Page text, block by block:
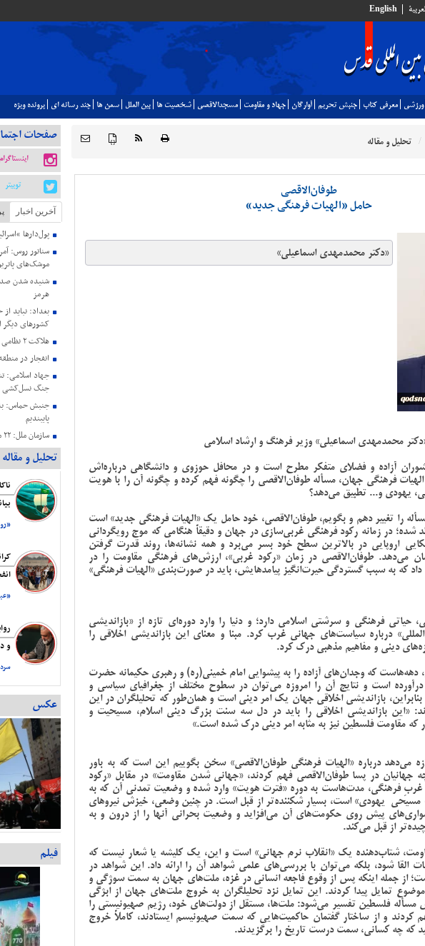
English
ورزشي معرفي كتاب جنبش تحريم آوارگان جهاد و مقاومت مسجدالاقصي شخصيت ها بين الملل سمن ها چند رسانه اي پرونده ويژه
{ } تحلیل و مقاله
طوفان‌الاقصی
حامل «الهیات فرهنگی جدید»
«دکتر محمدمهدی اسماعیلی»
محمدمهدی اسماعیلی» وزیر فرهنگ و ارشاد اسلامی
آزاده و فضلای متفکر مطرح است و در محافل حوزوی و دانشگاهی درباره‌اش
فرهنگی جهان، مسأله طوفان‌الاقصی را چگونه فهم کرده و چگونه آن را با هویت
یهودی و... تطبیق می‌دهد؟
را تغییر دهم و بگویم، طوفان‌الاقصی، خود حامل یک «الهیات فرهنگی جدید» است
شده؛ در زمانه رکود فرهنگی غربی‌سازی در جهان و دقیقاً هنگامی که موج رویگردانی
اروپایی در بالاترین سطح خود بسر می‌برد و همه نشانه‌ها، روند قدرت‌ گرفتن
می‌دهد. طوفان‌الاقصی در زمان «رکود غربی»، ارزش‌های فرهنگی مقاومت را در
داد که به سبب گستردگی حیرت‌انگیز پیامدهایش، باید در صورت‌بندی «الهیات فرهنگی»
حیاتی فرهنگی و سرشتی اسلامی دارد؛ و دنیا را وارد دوره‌ای تازه از «بازاندیشی
درباره سیاست‌های جهانی غرب کرد. مبنا و معنای این بازاندیشی اخلاقی را
دینی و مفاهیم مذهبی درک کرد.
دهه‌هاست که وجدان‌های آزاده را به پیشوایی امام خمینی(ره) و رهبری حکیمانه حضرت
است و نتایج آن را امروزه می‌توان در سطوح مختلف از جغرافیای سیاسی و
بازاندیشی اخلاقی جهان یک امر دینی است و همان‌طور که تحلیلگران در این
«این بازاندیشی اخلاقی را باید در دل سه سنت بزرگ دینی اسلام، مسیحیت و
مقاومت فلسطین نیز به مثابه امر دینی درک شده است.»
می‌دهد درباره «الهیات فرهنگی طوفان‌الاقصی» سخن بگوییم این است که به باور
جهانیان در پسا طوفان‌الاقصی فهم کردند، «جهانی شدن مقاومت» در مقابل «رکود
فرهنگی، مدت‌هاست به دوره «فترت هویت» وارد شده و وضعیت تمدنی آن که به
مسیحی-یهودی» است، بسیار شکننده‌تر از قبل است. در چنین وضعی، خیزش نیروهای
پیش روی حکومت‌های آن می‌افزاید و وضعیت بحرانی آنها را از درون و به
از قبل می‌کند.
شتاب‌دهنده یک «انقلاب نرم جهانی» است و این، یک کلیشه یا شعار نیست که
القا شود، بلکه می‌توان با بررسی‌های علمی شواهد آن را ارائه داد. این شواهد در
از جمله اینکه پس از وقوع فاجعه انسانی در غزه، ملت‌های جهان به سمت سوژگی و
تمایل پیدا کردند. این تمایل نزد تحلیلگران به خروج ملت‌های جهان از ابژگی
فلسطین تفسیر می‌شود: ملت‌ها، مستقل از دولت‌های خود، رژیم صهیونیستی را
کردند و از ساختار گفتمان حاکمیت‌هایی که سمت صهیونیسم ایستادند، کاملاً خروج
که چه کسانی، سمت درست تاریخ را برگزیدند.
صفحات
اینستاگرام
توییتر
آخرین اخبار
پول‌دارها
سناتور روس:
موشک‌های
شنیده شدن
هرمز
بغداد: نباید
کشورهای دیگر
هلاکت ۲ نظامی صهیونیستی در جنوب لبنان
انفجار در
جنگ نسل‌کشی
جنبش حماس:
پایبندیم
دارند
حمایت هیئت
عزتمندانه
بیانیه کمیته
فلسطین ریاست
شهادت هنیه
اقتصاد است
تحلیل و مقاله
و
عکس
فیلم